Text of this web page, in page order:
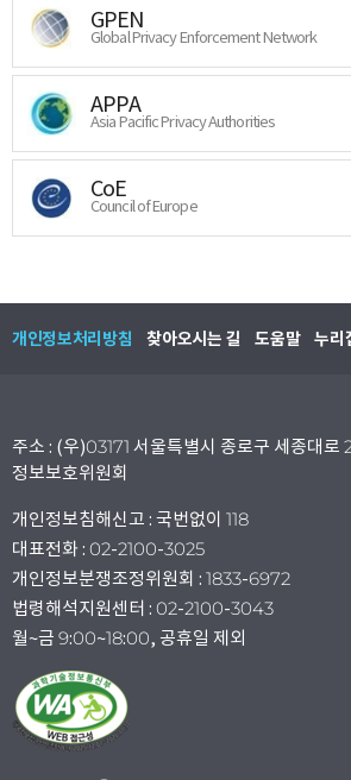
GPEN
Global Privacy Enforcement Network
APPA
Asia Pacific Privacy Authorities
CoE
Council of Europe
개인정보처리방침 찾아오시는 길 도움말 누리
주소 : (우)03171 서울특별시 종로구 세종대로
정보보호위원회
개인정보침해신고 : 국번없이 118
대표전화 : 02-2100-3025
개인정보분쟁조정위원회 : 1833-6972
법령해석지원센터 : 02-2100-3043
월~금 9:00~18:00, 공휴일 제외